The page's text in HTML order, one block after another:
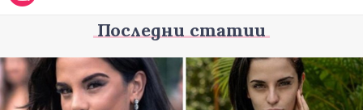
Последни статии